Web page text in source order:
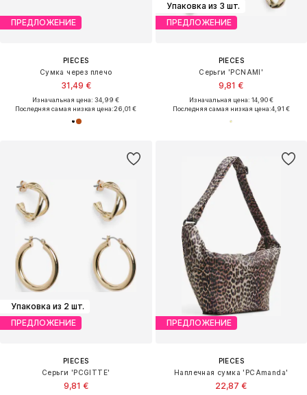
ПРЕДЛОЖЕНИЕ
PIECES
Сумка через плечо
31,49 €
Изначальная цена: 34,99 €
Последняя самая низкая цена:26,01 €
Упаковка из 3 шт.
ПРЕДЛОЖЕНИЕ
PIECES
Серьги 'PCNAMI'
9,81 €
Изначальная цена: 14,90 €
Последняя самая низкая цена:4,91 €
Упаковка из 2 шт.
ПРЕДЛОЖЕНИЕ
PIECES
Серьги 'PCGITTE'
9,81 €
ПРЕДЛОЖЕНИЕ
PIECES
Наплечная сумка 'PCAmanda'
22,87 €